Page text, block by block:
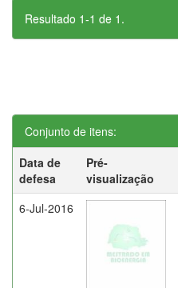
Resultado 1-1 de 1.
Conjunto de itens:
Data de
defesa
Pré-
visualização
6-Jul-2016